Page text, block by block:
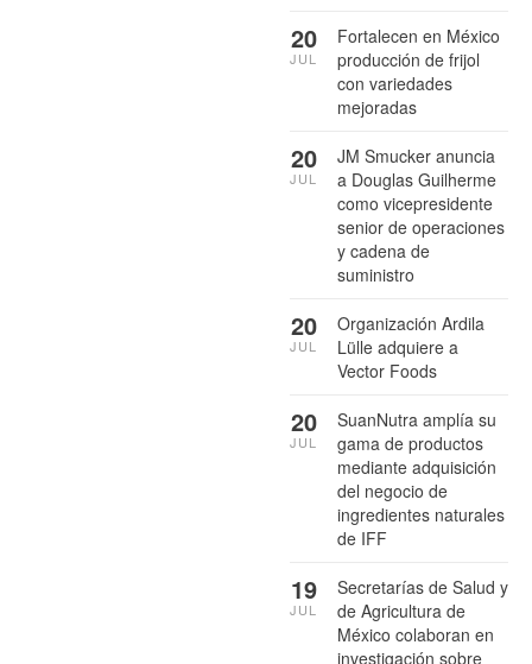
Fortalecen en México
producción de frijol
con variedades
mejoradas
20
JUL
JM Smucker anuncia
a Douglas Guilherme
como vicepresidente
senior de operaciones
y cadena de
suministro
20
JUL
Organización Ardila
Lülle adquiere a
Vector Foods
20
JUL
SuanNutra amplía su
gama de productos
mediante adquisición
del negocio de
ingredientes naturales
de IFF
20
JUL
Secretarías de Salud y
de Agricultura de
México colaboran en
investigación sobre
19
JUL